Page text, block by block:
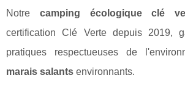
Notre camping écologique clé
certification Clé Verte depuis 2019,
pratiques respectueuses de
marais salants environnants.